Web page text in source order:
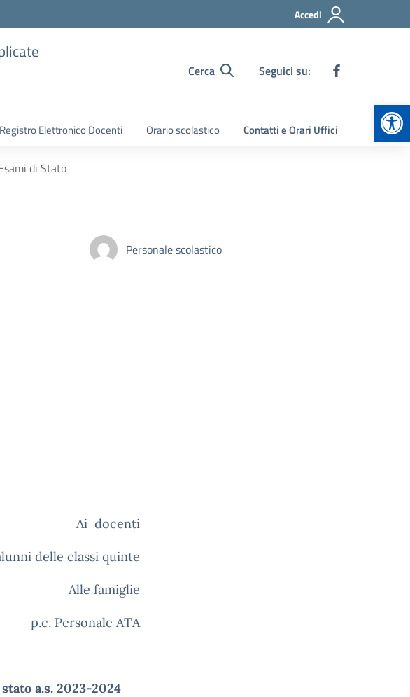
Accedi
Cerca Seguici su:
Registro Elettronico Docenti Orario scolastico Contatti e Orari Uffici
di Stato
Personale scolastico
Ai docenti
delle classi quinte
Alle famiglie
p.c. Personale ATA
a.s. 2023-2024